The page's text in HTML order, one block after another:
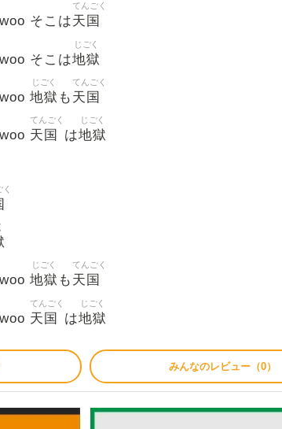
そこは天国
てんごく
そこは地獄
じごく
地獄
じごく
も 天国
てんごく
天国
てんごく
は地獄
じごく
地獄
じごく
も 天国
てんごく
天国
てんごく
は地獄
じごく
みんなのレビュー（0）